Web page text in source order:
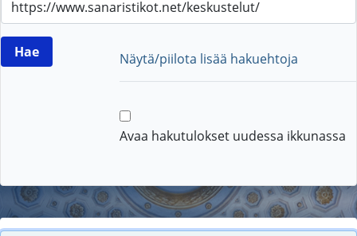
Näytä/piilota lisää hakuehtoja
Avaa hakutulokset uudessa ikkunassa